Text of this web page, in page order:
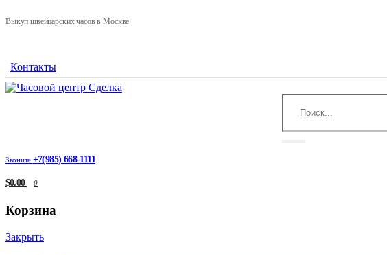
Выкуп швейцарских часов в Москве
Контакты
Звоните:+7(985) 668-1111
$0.00 0
Корзина
Закрыть